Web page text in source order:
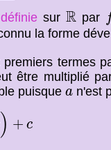
définiesur R
R par
f
la forme
termes
être multiplié
puisque a
an'est
) + c